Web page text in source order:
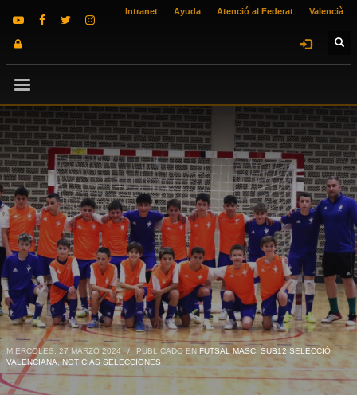
Intranet Ayuda Atenció al Federat Valencià
MIÉRCOLES, 27 MARZO 2024 / PUBLICADO EN FUTSAL MASC. SUB12 SELECCIÓ
VALENCIANA,NOTICIAS SELECCIONES